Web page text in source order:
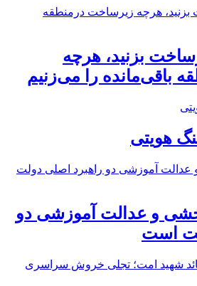
بزنید، هرچه
باقی‌مانده را می‌زنیم
هویتی
و عدالت آموزشی دو
است